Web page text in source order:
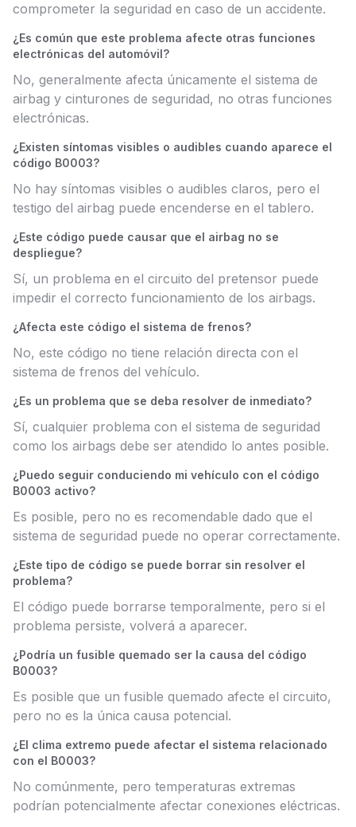
comprometer la seguridad en caso de un accidente.
¿Es común que este problema afecte otras funciones
electrónicas del automóvil?
No, generalmente afecta únicamente el sistema de
airbag y cinturones de seguridad, no otras funciones
electrónicas.
¿Existen síntomas visibles o audibles cuando aparece el
código B0003?
No hay síntomas visibles o audibles claros, pero el
testigo del airbag puede encenderse en el tablero.
¿Este código puede causar que el airbag no se
despliegue?
Sí, un problema en el circuito del pretensor puede
impedir el correcto funcionamiento de los airbags.
¿Afecta este código el sistema de frenos?
No, este código no tiene relación directa con el
sistema de frenos del vehículo.
¿Es un problema que se deba resolver de inmediato?
Sí, cualquier problema con el sistema de seguridad
como los airbags debe ser atendido lo antes posible.
¿Puedo seguir conduciendo mi vehículo con el código
B0003 activo?
Es posible, pero no es recomendable dado que el
sistema de seguridad puede no operar correctamente.
¿Este tipo de código se puede borrar sin resolver el
problema?
El código puede borrarse temporalmente, pero si el
problema persiste, volverá a aparecer.
¿Podría un fusible quemado ser la causa del código
B0003?
Es posible que un fusible quemado afecte el circuito,
pero no es la única causa potencial.
¿El clima extremo puede afectar el sistema relacionado
con el B0003?
No comúnmente, pero temperaturas extremas
podrían potencialmente afectar conexiones eléctricas.